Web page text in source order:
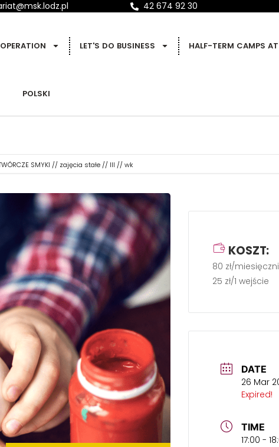
42 674 92 30
LET'S DO BUSINESS HALF-TERM CAMPS
POLSKI
SMYKI // zajęcia stałe // III // wk
DATE
26 Mar
Expired!
TIME
17:00 -
KOSZT:
80 zł/
25 zł/1 wejście